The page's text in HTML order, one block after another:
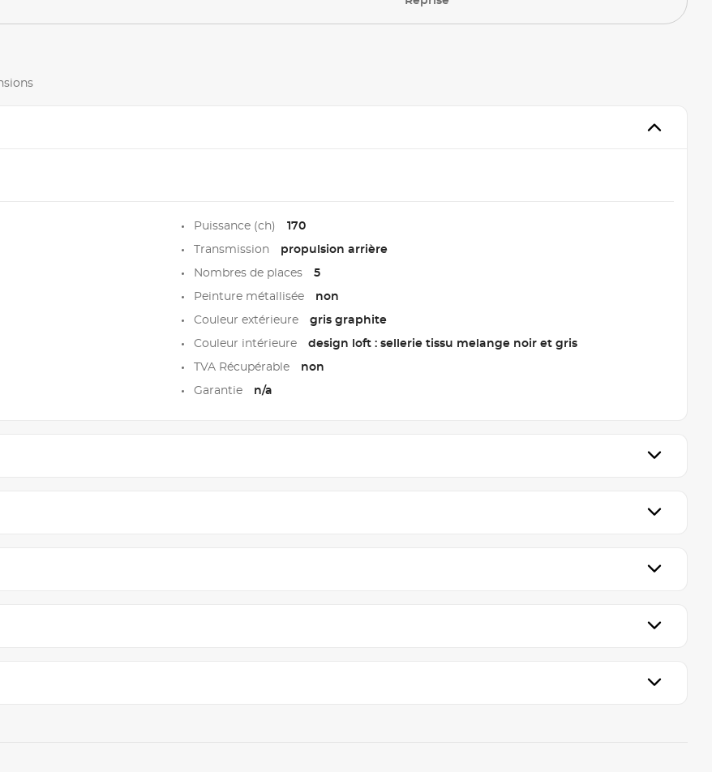
Puissance (ch) 170
Transmission propulsion arrière
Nombres de places 5
Peinture métallisée non
Couleur extérieure gris graphite
Couleur intérieure design loft : sellerie tissu melange noir et gris
TVA Récupérable non
Garantie n/a